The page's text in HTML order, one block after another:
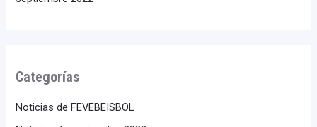
Categorías
Noticias de FEVEBEISBOL